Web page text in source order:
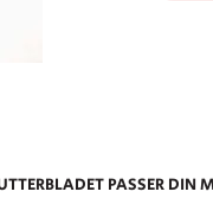
PASSER DIN